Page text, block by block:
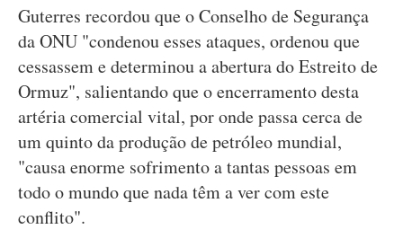
Guterres recordou que o Conselho de Segurança
da ONU "condenou esses ataques, ordenou que
cessassem e determinou a abertura do Estreito de
Ormuz", salientando que o encerramento desta
artéria comercial vital, por onde passa cerca de
um quinto da produção de petróleo mundial,
"causa enorme sofrimento a tantas pessoas em
todo o mundo que nada têm a ver com este
conflito".